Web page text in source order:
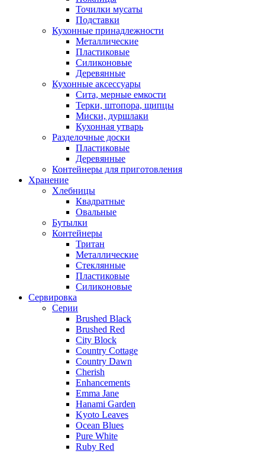
Точилки мусаты
Подставки
Кухонные принадлежности
Металлические
Пластиковые
Силиконовые
Деревянные
Кухонные аксессуары
Сита, мерные емкости
Терки, штопора, щипцы
Миски, дуршлаки
Кухонная утварь
Разделочные доски
Пластиковые
Деревянные
Контейнеры для приготовления
Хранение
Хлебницы
Квадратные
Овальные
Бутылки
Контейнеры
Тритан
Металлические
Стеклянные
Пластиковые
Силиконовые
Сервировка
Серии
Brushed Black
Brushed Red
City Block
Country Cottage
Country Dawn
Cherish
Enhancements
Emma Jane
Hanami Garden
Kyoto Leaves
Ocean Blues
Pure White
Ruby Red